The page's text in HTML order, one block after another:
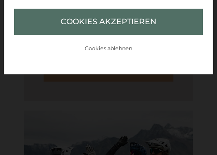
WEITERE DETAILS
COOKIES AKZEPTIEREN
Cookies ablehnen